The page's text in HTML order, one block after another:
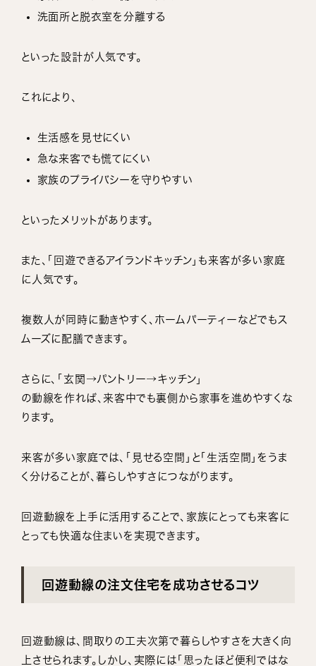
洗面所と脱衣室を分離する
といった設計が人気です。
これにより、
生活感を見せにくい
急な来客でも慌てにくい
家族のプライバシーを守りやすい
といったメリットがあります。
また、「回遊できるアイランドキッチン」も来客が多い家庭
に人気です。
複数人が同時に動きやすく、ホームパーティーなどでもス
ムーズに配膳できます。
さらに、「玄関→パントリー→キッチン」
の動線を作れば、来客中でも裏側から家事を進めやすくな
ります。
来客が多い家庭では、「見せる空間」と「生活空間」をうま
く分けることが、暮らしやすさにつながります。
回遊動線を上手に活用することで、家族にとっても来客に
とっても快適な住まいを実現できます。
回遊動線の注文住宅を成功させるコツ
回遊動線は、間取りの工夫次第で暮らしやすさを大きく向
上させられます。しかし、実際には「思ったほど便利ではな